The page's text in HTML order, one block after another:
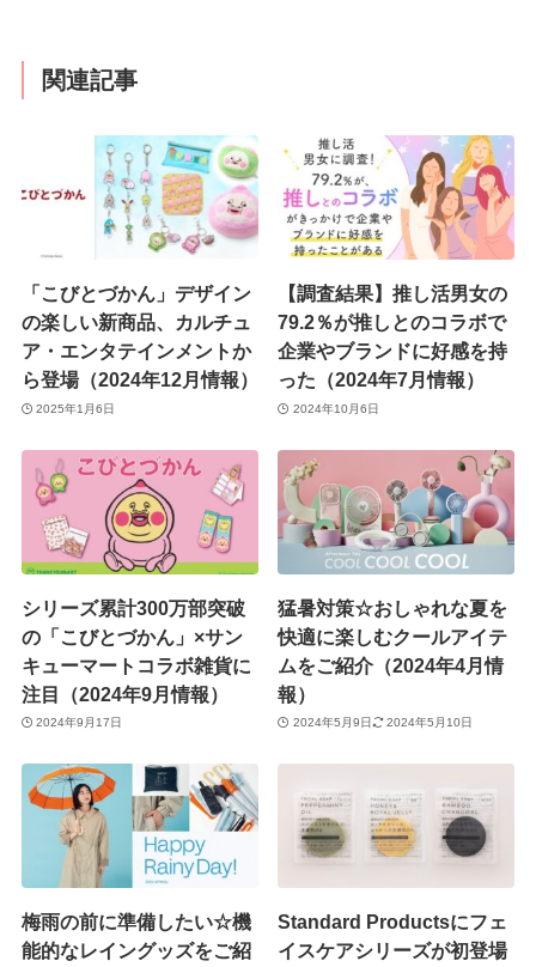
関連記事
「こびとづかん」デザイン
の楽しい新商品、カルチュ
ア・エンタテインメントか
ら登場（2024年12月情報）
2025年1月6日
【調査結果】推し活男女の
79.2％が推しとのコラボで
企業やブランドに好感を持
った（2024年7月情報）
2024年10月6日
シリーズ累計300万部突破
の「こびとづかん」×サン
キューマートコラボ雑貨に
注目（2024年9月情報）
2024年9月17日
猛暑対策☆おしゃれな夏を
快適に楽しむクールアイテ
ムをご紹介（2024年4月情
報）
2024年5月9日 2024年5月10日
梅雨の前に準備したい☆機
能的なレイングッズをご紹
Standard Productsにフェ
イスケアシリーズが初登場